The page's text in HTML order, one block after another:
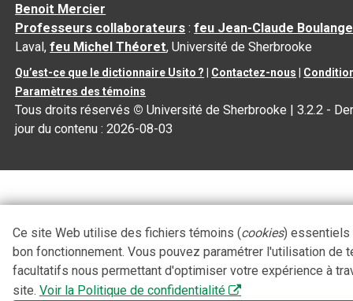
Benoit Mercier
Professeurs collaborateurs :feu Jean-Claude
Laval,feu Michel Théoret, Université de Sherbrooke
Qu’est-ce que le dictionnaire Usito ? Contactez-nous
Paramètres des témoins
Tous droits réservés © Université de Sherbrooke |3.2.2 -
jour du contenu :2026-08-03
Ce site Web utilise des fichiers témoins (cookies) essentiels
bon fonctionnement. Vous pouvez paramétrer l'utilisation de
facultatifs nous permettant d'optimiser votre expérience à
site. Voir la Politique de confidentialité